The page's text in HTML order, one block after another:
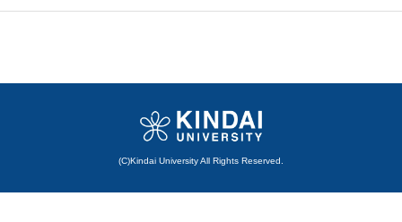
(C)Kindai University All Rights Reserved.